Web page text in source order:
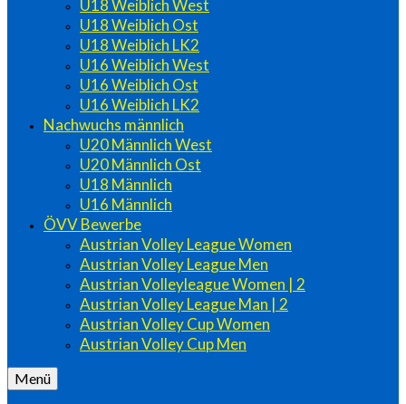
U18 Weiblich West
U18 Weiblich Ost
U18 Weiblich LK2
U16 Weiblich West
U16 Weiblich Ost
U16 Weiblich LK2
Nachwuchs männlich
U20 Männlich West
U20 Männlich Ost
U18 Männlich
U16 Männlich
ÖVV Bewerbe
Austrian Volley League Women
Austrian Volley League Men
Austrian Volleyleague Women | 2
Austrian Volley League Man | 2
Austrian Volley Cup Women
Austrian Volley Cup Men
Menü